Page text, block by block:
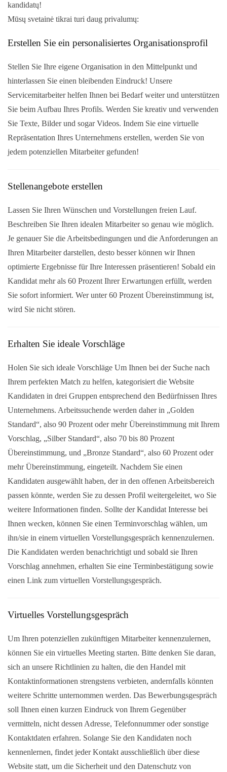
kandidatų!
Mūsų svetainė tikrai turi daug privalumų:
Erstellen Sie ein personalisiertes Organisationsprofil
Stellen Sie Ihre eigene Organisation in den Mittelpunkt und
hinterlassen Sie einen bleibenden Eindruck! Unsere
Servicemitarbeiter helfen Ihnen bei Bedarf weiter und unterstützen
Sie beim Aufbau Ihres Profils. Werden Sie kreativ und verwenden
Sie Texte, Bilder und sogar Videos. Indem Sie eine virtuelle
Repräsentation Ihres Unternehmens erstellen, werden Sie von
jedem potenziellen Mitarbeiter gefunden!
Stellenangebote erstellen
Lassen Sie Ihren Wünschen und Vorstellungen freien Lauf.
Beschreiben Sie Ihren idealen Mitarbeiter so genau wie möglich.
Je genauer Sie die Arbeitsbedingungen und die Anforderungen an
Ihren Mitarbeiter darstellen, desto besser können wir Ihnen
optimierte Ergebnisse für Ihre Interessen präsentieren! Sobald ein
Kandidat mehr als 60 Prozent Ihrer Erwartungen erfüllt, werden
Sie sofort informiert. Wer unter 60 Prozent Übereinstimmung ist,
wird Sie nicht stören.
Erhalten Sie ideale Vorschläge
Holen Sie sich ideale Vorschläge Um Ihnen bei der Suche nach
Ihrem perfekten Match zu helfen, kategorisiert die Website
Kandidaten in drei Gruppen entsprechend den Bedürfnissen Ihres
Unternehmens. Arbeitssuchende werden daher in „Golden
Standard“, also 90 Prozent oder mehr Übereinstimmung mit Ihrem
Vorschlag, „Silber Standard“, also 70 bis 80 Prozent
Übereinstimmung, und „Bronze Standard“, also 60 Prozent oder
mehr Übereinstimmung, eingeteilt. Nachdem Sie einen
Kandidaten ausgewählt haben, der in den offenen Arbeitsbereich
passen könnte, werden Sie zu dessen Profil weitergeleitet, wo Sie
weitere Informationen finden. Sollte der Kandidat Interesse bei
Ihnen wecken, können Sie einen Terminvorschlag wählen, um
ihn/sie in einem virtuellen Vorstellungsgespräch kennenzulernen.
Die Kandidaten werden benachrichtigt und sobald sie Ihren
Vorschlag annehmen, erhalten Sie eine Terminbestätigung sowie
einen Link zum virtuellen Vorstellungsgespräch.
Virtuelles Vorstellungsgespräch
Um Ihren potenziellen zukünftigen Mitarbeiter kennenzulernen,
können Sie ein virtuelles Meeting starten. Bitte denken Sie daran,
sich an unsere Richtlinien zu halten, die den Handel mit
Kontaktinformationen strengstens verbieten, andernfalls könnten
weitere Schritte unternommen werden. Das Bewerbungsgespräch
soll Ihnen einen kurzen Eindruck von Ihrem Gegenüber
vermitteln, nicht dessen Adresse, Telefonnummer oder sonstige
Kontaktdaten erfahren. Solange Sie den Kandidaten noch
kennenlernen, findet jeder Kontakt ausschließlich über diese
Website statt, um die Sicherheit und den Datenschutz von